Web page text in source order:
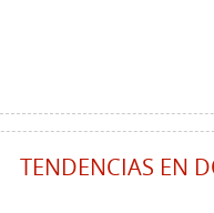
TENDENCIAS EN